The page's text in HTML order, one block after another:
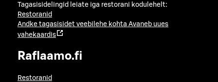
Tagasisidelingid leiate iga restorani kodulehelt:
Restoranid
Andke tagasisidet veebilehe kohta Avaneb uues
vahekaardis
Raflaamo.fi
Restoranid